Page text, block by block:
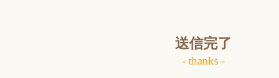
送信完了
- thanks -